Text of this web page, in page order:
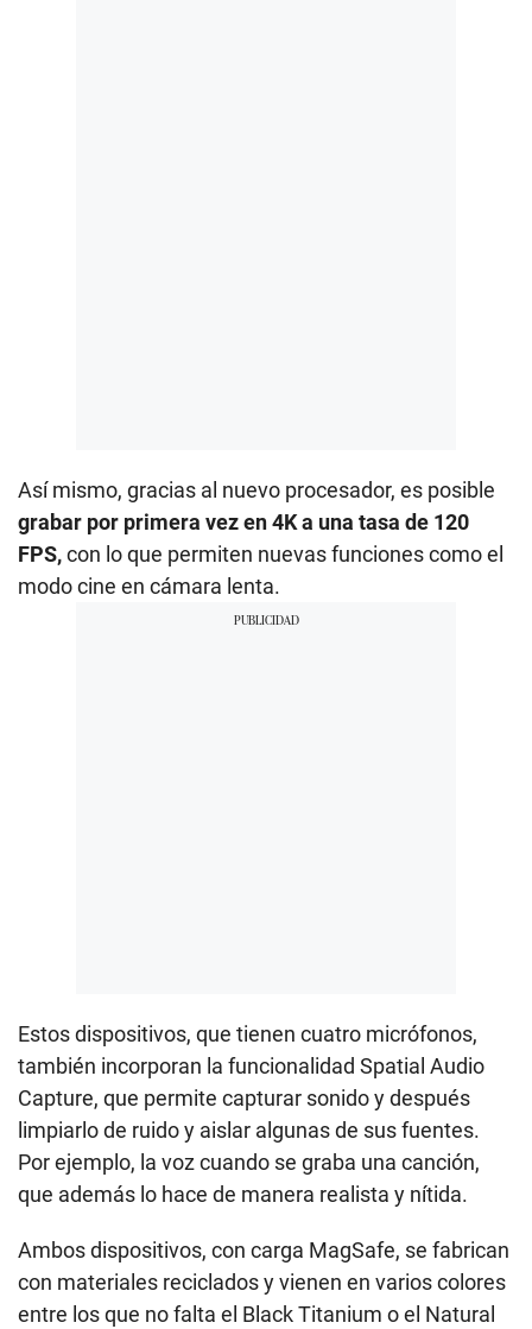
Así mismo, gracias al nuevo procesador, es posible
grabar por primera vez en 4K a una tasa de 120
FPS,con lo que permiten nuevas funciones como el
modo cine en cámara lenta.
Estos dispositivos, que tienen cuatro micrófonos,
también incorporan la funcionalidad Spatial Audio
Capture, que permite capturar sonido y después
limpiarlo de ruido y aislar algunas de sus fuentes.
Por ejemplo, la voz cuando se graba una canción,
que además lo hace de manera realista y nítida.
Ambos dispositivos, con carga MagSafe, se fabrican
con materiales reciclados y vienen en varios colores
entre los que no falta el Black Titanium o el Natural